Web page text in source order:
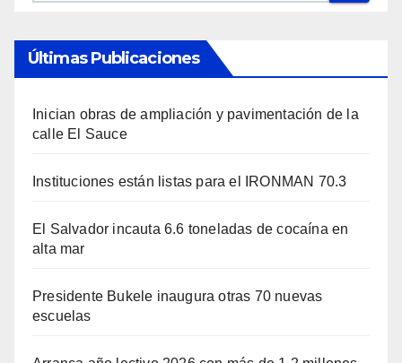
Últimas Publicaciones
Inician obras de ampliación y pavimentación de la
calle El Sauce
Instituciones están listas para el IRONMAN 70.3
El Salvador incauta 6.6 toneladas de cocaína en
alta mar
Presidente Bukele inaugura otras 70 nuevas
escuelas